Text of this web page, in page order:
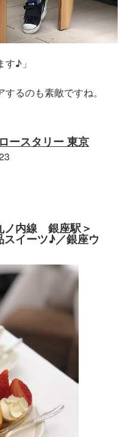
♪」
るのも素敵ですね。
ースタリー 東京
ノ内線 銀座駅＞
イーツ♪／銀座ウ